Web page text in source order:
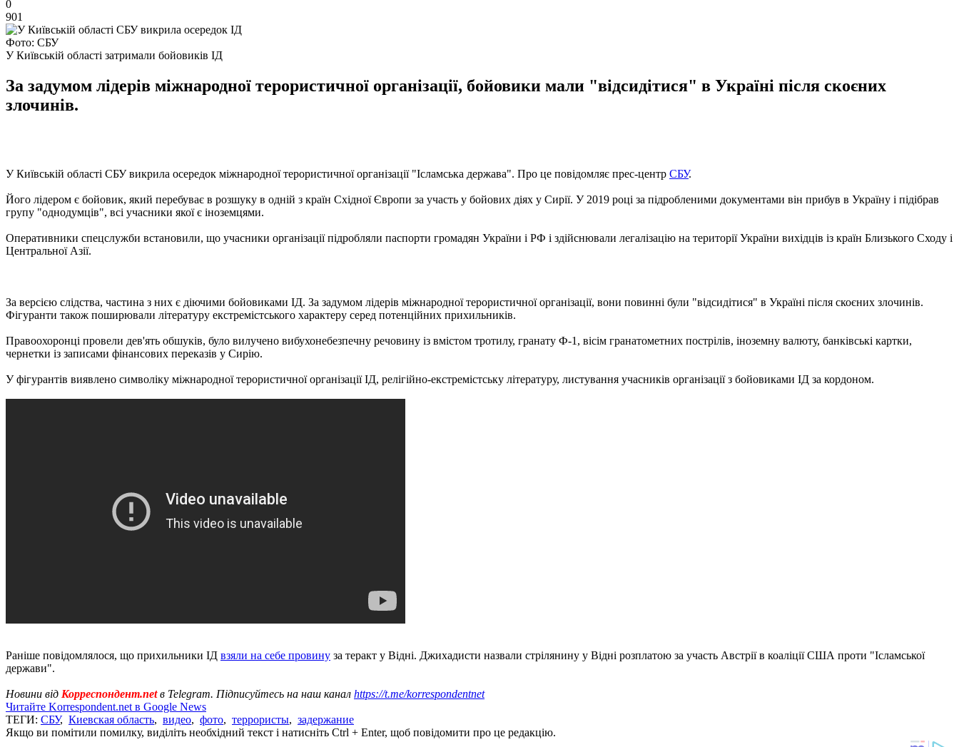
0
901
Фото: СБУ
У Київській області затримали бойовиків ІД
За задумом лідерів міжнародної терористичної організації, бойовики мали "відсидітися" в Україні після скоєних
злочинів.
У Київській області СБУ викрила осередок міжнародної терористичної організації "Ісламська держава". Про це повідомляє прес-центр СБУ.
Його лідером є бойовик, який перебуває в розшуку в одній з країн Східної Європи за участь у бойових діях у Сирії. У 2019 році за підробленими документами він прибув в Україну і підібрав
групу "однодумців", всі учасники якої є іноземцями.
Оперативники спецслужби встановили, що учасники організації підробляли паспорти громадян України і РФ і здійснювали легалізацію на території України вихідців із країн Близького Сходу і
Центральної Азії.
За версією слідства, частина з них є діючими бойовиками ІД. За задумом лідерів міжнародної терористичної організації, вони повинні були "відсидітися" в Україні після скоєних злочинів.
Фігуранти також поширювали літературу екстремістського характеру серед потенційних прихильників.
Правоохоронці провели дев'ять обшуків, було вилучено вибухонебезпечну речовину із вмістом тротилу, гранату Ф-1, вісім гранатометних пострілів, іноземну валюту, банківські картки,
чернетки із записами фінансових переказів у Сирію.
У фігурантів виявлено символіку міжнародної терористичної організації ІД, релігійно-екстремістську літературу, листування учасників організації з бойовиками ІД за кордоном.
Раніше повідомлялося, що прихильники ІД взяли на себе провину за теракт у Відні. Джихадисти назвали стрілянину у Відні розплатою за участь Австрії в коаліції США проти "Ісламської
держави".
Новини від Корреспондент.netв Telegram. Підписуйтесь на наш канал https://t.me/korrespondentnet
Читайте Korrespondent.net в Google News
ТЕГИ: СБУ, Киевская область, видео, фото, террористы, задержание
Якщо ви помітили помилку, виділіть необхідний текст і натисніть Ctrl + Enter, щоб повідомити про це редакцію.